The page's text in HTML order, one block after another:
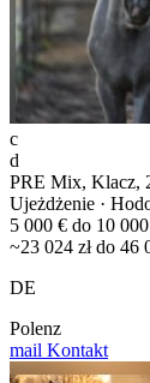
c
d
PRE Mix, Klacz,
Ujeżdżenie ·
5 000 € do 10
~23 024 zł do 46
DE
Polenz
mail Kontakt